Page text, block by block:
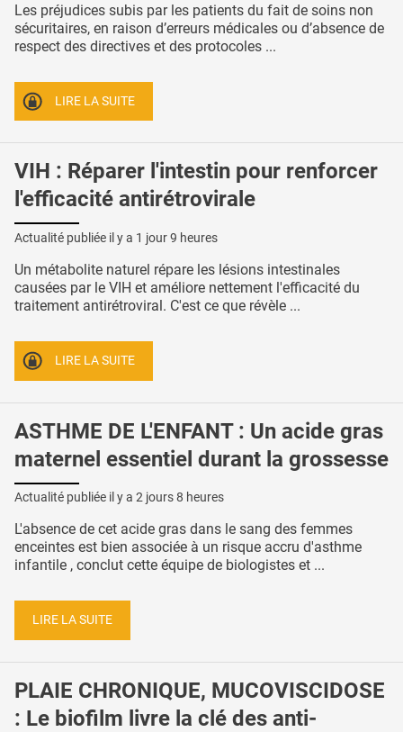
Les préjudices subis par les patients du fait de soins non
sécuritaires, en raison d’erreurs médicales ou d’absence de
respect des directives et des protocoles ...
LIRE LA SUITE
VIH : Réparer l'intestin pour renforcer
l'efficacité antirétrovirale
Actualité publiée il y a 1 jour 9 heures
Un métabolite naturel répare les lésions intestinales
causées par le VIH et améliore nettement l'efficacité du
traitement antirétroviral. C'est ce que révèle ...
LIRE LA SUITE
ASTHME DE L'ENFANT : Un acide gras
maternel essentiel durant la grossesse
Actualité publiée il y a 2 jours 8 heures
L'absence de cet acide gras dans le sang des femmes
enceintes est bien associée à un risque accru d'asthme
infantile , conclut cette équipe de biologistes et ...
LIRE LA SUITE
PLAIE CHRONIQUE, MUCOVISCIDOSE
: Le biofilm livre la clé des anti-